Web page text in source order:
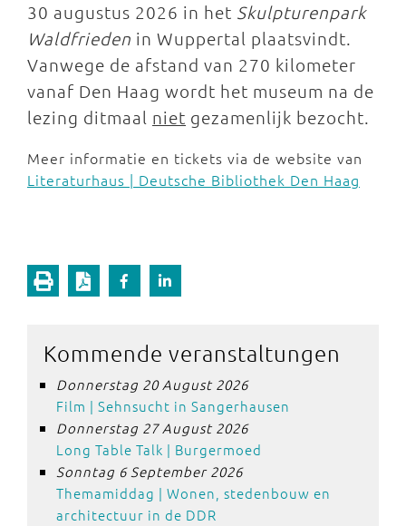
30 augustus 2026 in het Skulpturenpark
Waldfrieden in Wuppertal plaatsvindt.
Vanwege de afstand van 270 kilometer
vanaf Den Haag wordt het museum na de
lezing ditmaal niet gezamenlijk bezocht.
Meer informatie en tickets via de website van
Literaturhaus | Deutsche Bibliothek Den Haag
Kommende veranstaltungen
Donnerstag 20 August 2026
Film | Sehnsucht in Sangerhausen
Donnerstag 27 August 2026
Long Table Talk | Burgermoed
Sonntag 6 September 2026
Themamiddag | Wonen, stedenbouw en
architectuur in de DDR